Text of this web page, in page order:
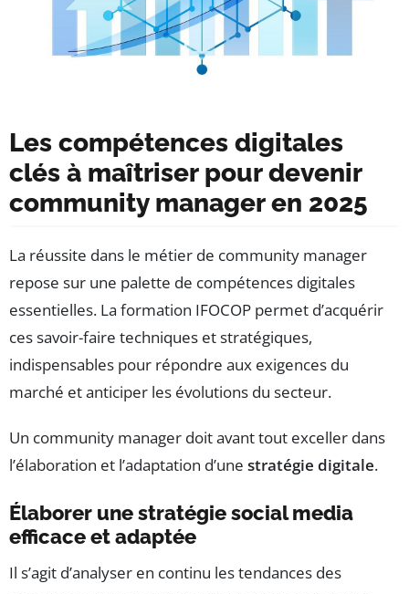
Les compétences digitales
clés à maîtriser pour devenir
community manager en 2025
La réussite dans le métier de community manager
repose sur une palette de compétences digitales
essentielles. La formation IFOCOP permet d’acquérir
ces savoir-faire techniques et stratégiques,
indispensables pour répondre aux exigences du
marché et anticiper les évolutions du secteur.
Un community manager doit avant tout exceller dans
l’élaboration et l’adaptation d’une stratégie digitale.
Élaborer une stratégie social media
efficace et adaptée
Il s’agit d’analyser en continu les tendances des